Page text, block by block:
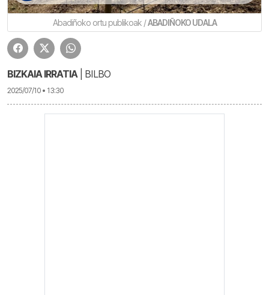
Abadiñoko ortu publikoak /ABADIÑOKO UDALA
BIZKAIA IRRATIA| BILBO
2025/07/10 • 13:30